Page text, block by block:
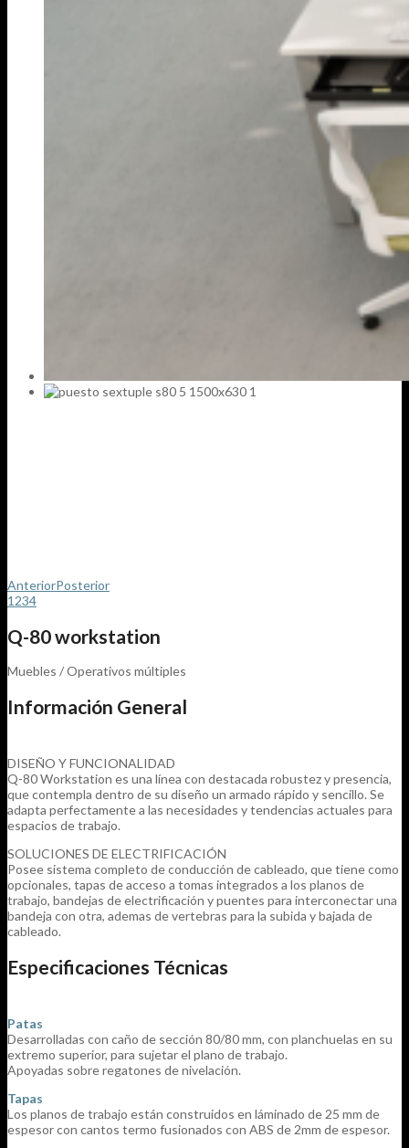
AnteriorPosterior
1234
q-80 workstation
Muebles / Operativos múltiples
Información General
DISEÑO Y FUNCIONALIDAD
Q-80 Workstation es una línea con destacada robustez y presencia,
que contempla dentro de su diseño un armado rápido y sencillo. Se
adapta perfectamente a las necesidades y tendencias actuales para
espacios de trabajo.
SOLUCIONES DE ELECTRIFICACIÓN
Posee sistema completo de conducción de cableado, que tiene como
opcionales, tapas de acceso a tomas integrados a los planos de
trabajo, bandejas de electrificación y puentes para interconectar una
bandeja con otra, ademas de vertebras para la subida y bajada de
cableado.
Especificaciones Técnicas
Patas
Desarrolladas con caño de sección 80/80 mm, con planchuelas en su
extremo superior, para sujetar el plano de trabajo.
Apoyadas sobre regatones de nivelación.
Tapas
Los planos de trabajo están construidos en láminado de 25 mm de
espesor con cantos termo fusionados con ABS de 2mm de espesor.